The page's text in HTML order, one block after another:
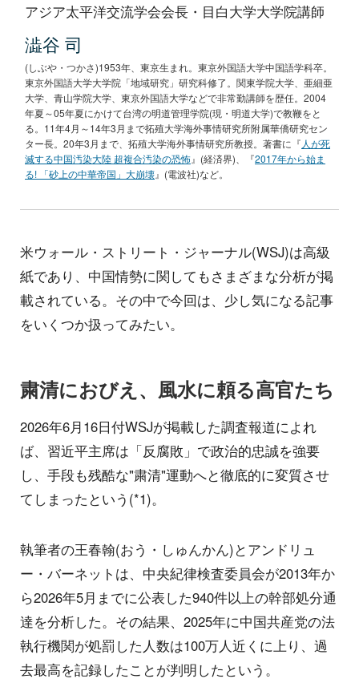
アジア太平洋交流学会会長・目白大学大学院講師
澁谷 司
(しぶや・つかさ)1953年、東京生まれ。東京外国語大学中国語学科卒。
東京外国語大学大学院「地域研究」研究科修了。関東学院大学、亜細亜
大学、青山学院大学、東京外国語大学などで非常勤講師を歴任。2004
年夏～05年夏にかけて台湾の明道管理学院(現・明道大学)で教鞭をと
る。11年4月～14年3月まで拓殖大学海外事情研究所附属華僑研究セン
ター長。20年3月まで、拓殖大学海外事情研究所教授。著書に『 人が死
滅する中国汚染大陸 超複合汚染の恐怖』(経済界)、『2017年から始ま
る! 「砂上の中華帝国」大崩壊』(電波社)など。
米ウォール・ストリート・ジャーナル(WSJ)は高級
紙であり、中国情勢に関してもさまざまな分析が掲
載されている。その中で今回は、少し気になる記事
をいくつか扱ってみたい。
粛清におびえ、風水に頼る高官たち
2026年6月16日付WSJが掲載した調査報道によれ
ば、習近平主席は「反腐敗」で政治的忠誠を強要
し、手段も残酷な"粛清"運動へと徹底的に変質させ
てしまったという(*1)。
執筆者の王春翰(おう・しゅんかん)とアンドリュ
ー・バーネットは、中央紀律検査委員会が2013年か
ら2026年5月までに公表した940件以上の幹部処分通
達を分析した。その結果、2025年に中国共産党の法
執行機関が処罰した人数は100万人近くに上り、過
去最高を記録したことが判明したという。